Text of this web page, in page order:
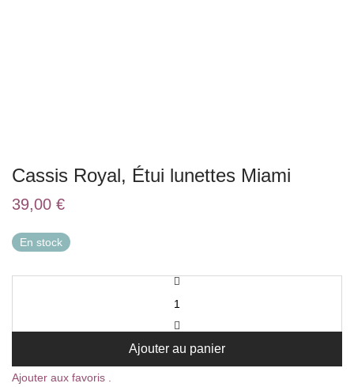
Cassis Royal, Étui lunettes Miami
39,00 €
En stock
Ajouter au panier
Ajouter aux favoris .